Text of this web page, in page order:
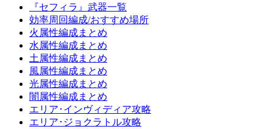
『セフィラ』武器一覧
効率周回編成/おすすめ場所
火属性編成まとめ
水属性編成まとめ
土属性編成まとめ
風属性編成まとめ
光属性編成まとめ
闇属性編成まとめ
エリア･インヴィディア攻略
エリア･ジョクラトル攻略